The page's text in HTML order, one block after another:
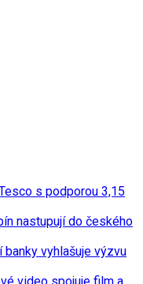
s podporou 3,15
nastupují do českého
banky vyhlašuje výzvu